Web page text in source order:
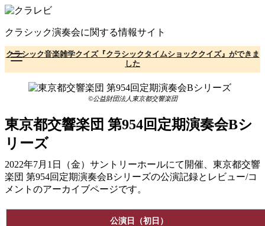
コ
テ
ン
ツ
へ
クラシック演奏会に関する情報サイト
クラシック音楽雑学クイズ『クラシックタイムショッククイズ』ができま
した
©公益財団法人東京都交響楽団
東京都交響楽団 第954回定期演奏会Bシ
リーズ
2022年7月1日（金）サントリーホールにて開催、東京都交響
楽団 第954回定期演奏会Bシリーズの公演記録とレビュー/コ
メントのアーカイブページです。
公演日（初日）